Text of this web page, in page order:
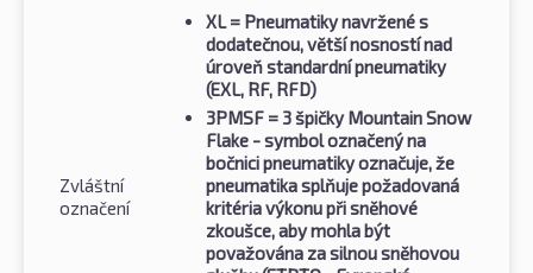
Zvláštní
označení
XL= Pneumatiky navržené s
dodatečnou, větší nosností nad
úroveň standardní pneumatiky
(EXL, RF, RFD)
3PMSF = 3 špičky Mountain Snow
Flake - symbol označený na
bočnici pneumatiky označuje, že
pneumatika splňuje požadovaná
kritéria výkonu při sněhové
zkoušce, aby mohla být
považována za silnou sněhovou